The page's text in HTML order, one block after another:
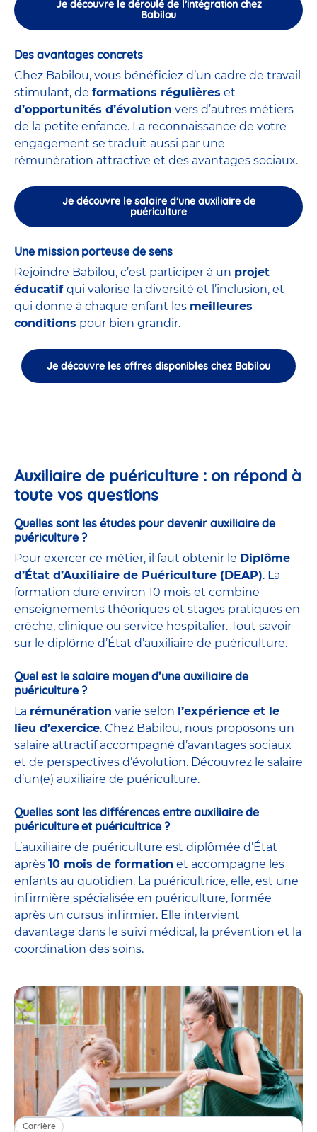
Je découvre le déroulé de l’intégration chez
Babilou
Des avantages concrets
Chez Babilou, vous bénéficiez d’un cadre de travail
stimulant, de formations régulières et
d’opportunités d’évolution vers d’autres métiers
de la petite enfance. La reconnaissance de votre
engagement se traduit aussi par une
rémunération attractive et des avantages sociaux.
Je découvre le salaire d’une auxiliaire de
puériculture
Une mission porteuse de sens
Rejoindre Babilou, c’est participer à un projet
éducatif qui valorise la diversité et l’inclusion, et
qui donne à chaque enfant les meilleures
conditions pour bien grandir.
Je découvre les offres disponibles chez Babilou
Auxiliaire de puériculture : on répond à
toute vos questions
Quelles sont les études pour devenir auxiliaire de
puériculture ?
Pour exercer ce métier, il faut obtenir le Diplôme
d’État d’Auxiliaire de Puériculture (DEAP). La
formation dure environ 10 mois et combine
enseignements théoriques et stages pratiques en
crèche, clinique ou service hospitalier. Tout savoir
sur le diplôme d’État d’auxiliaire de puériculture.
Quel est le salaire moyen d’une auxiliaire de
puériculture ?
La rémunération varie selon l’expérience et le
lieu d’exercice. Chez Babilou, nous proposons un
salaire attractif accompagné d’avantages sociaux
et de perspectives d’évolution. Découvrez le salaire
d’un(e) auxiliaire de puériculture.
Quelles sont les différences entre auxiliaire de
puériculture et puéricultrice ?
L’auxiliaire de puériculture est diplômée d’État
après 10 mois de formation et accompagne les
enfants au quotidien. La puéricultrice, elle, est une
infirmière spécialisée en puériculture, formée
après un cursus infirmier. Elle intervient
davantage dans le suivi médical, la prévention et la
coordination des soins.
Carrière